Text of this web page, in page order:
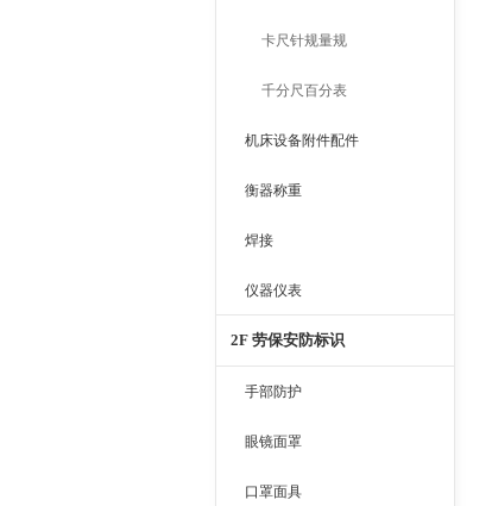
卡尺针规量规
千分尺百分表
机床设备附件配件
衡器称重
焊接
仪器仪表
2F 劳保安防标识
手部防护
眼镜面罩
口罩面具